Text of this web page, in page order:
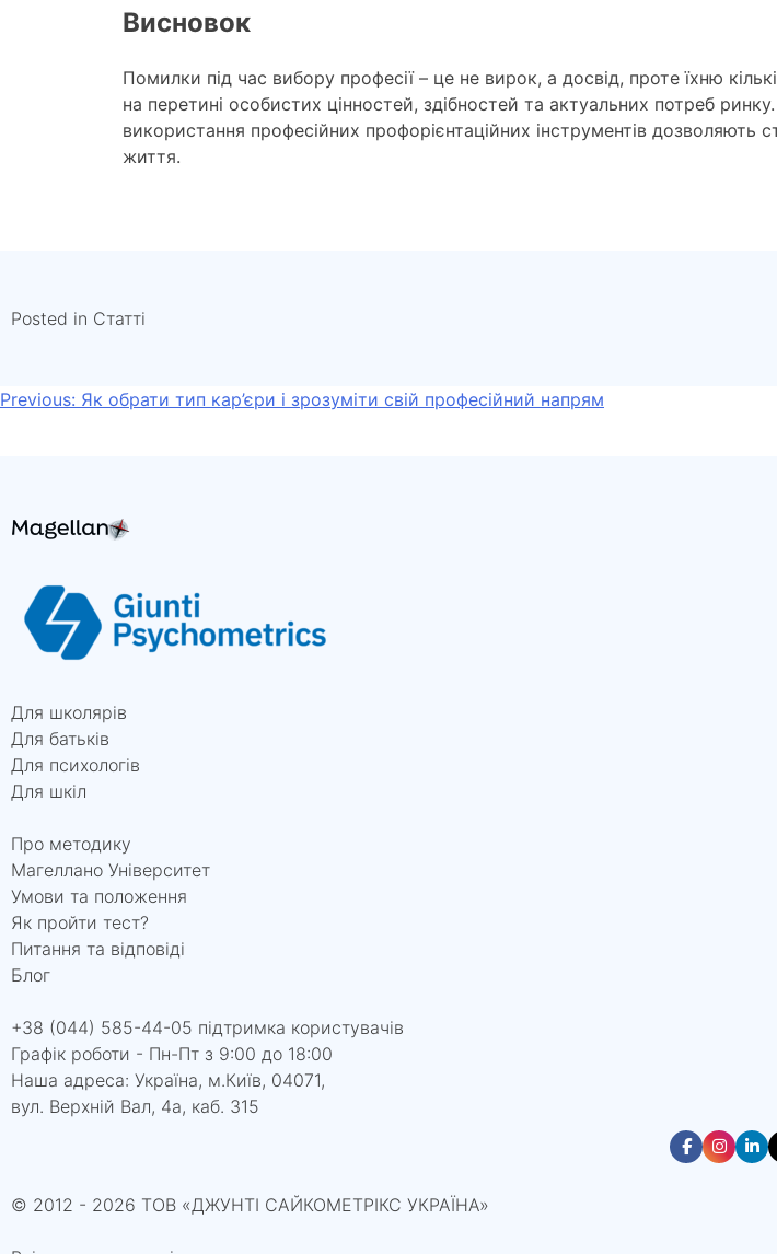
Висновок
Помилки під час вибору професії – це не вирок, а досвід, проте їхню
на перетині особистих цінностей, здібностей та актуальних потреб
використання професійних профорієнтаційних інструментів
життя.
Posted in Статті
Навігація
Previous: Як обрати тип кар’єри і зрозуміти свій професійний напрям
Для школярів
Для батьків
Для психологів
Для шкіл
Про методику
Магеллано Університет
Умови та положення
Як пройти тест?
Питання та відповіді
Блог
+38 (044) 585-44-05 підтримка користувачів
Графік роботи - Пн-Пт з 9:00 до 18:00
Наша адреса: Україна, м.Київ, 04071,
вул. Верхній Вал, 4а, каб. 315
© 2012 - 2026 ТОВ «ДЖУНТІ САЙКОМЕТРІКС УКРАЇНА»